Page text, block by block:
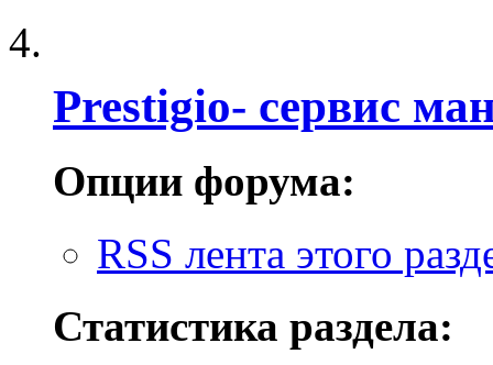
Prestigio- cервис
Опции форума:
RSS лента этого
Статистика раздела: